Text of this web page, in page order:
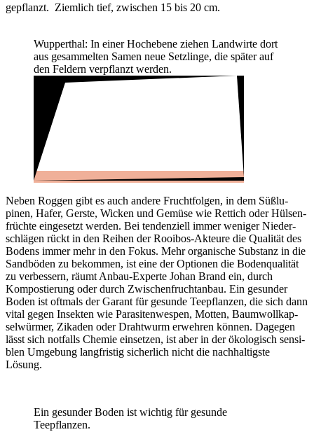
gepflanzt. Ziem­lich tief, zwischen 15 bis 20 cm.
Wupper­thal: In einer Hoch­ebene ziehen Land­wirte dort
aus gesam­melten Samen neue Setz­linge, die später auf
den Feldern verpflanzt werden.
Neben Roggen gibt es auch andere Frucht­folgen, in dem Süßlu­
pinen, Hafer, Gerste, Wicken und Gemüse wie Rettich oder Hülsen­
früchte einge­setzt werden. Bei tenden­ziell immer weniger Nieder­
schlägen rückt in den Reihen der Rooibos-Akteure die Qualität des
Bodens immer mehr in den Fokus. Mehr orga­ni­sche Substanz in die
Sand­böden zu bekommen, ist eine der Optionen die Boden­qua­lität
zu verbes­sern, räumt Anbau-Experte Johan Brand ein, durch
Kompos­tie­rung oder durch Zwischen­frucht­anbau. Ein gesunder
Boden ist oftmals der Garant für gesunde Teepflanzen, die sich dann
vital gegen Insekten wie Para­si­ten­wespen, Motten, Baum­woll­kap­
sel­würmer, Zikaden oder Draht­wurm erwehren können. Dagegen
lässt sich notfalls Chemie einsetzen, ist aber in der ökolo­gisch sensi­
blen Umge­bung lang­fristig sicher­lich nicht die nach­hal­tigste
Lösung.
Ein gesunder Boden ist wichtig für gesunde
Teepflanzen.